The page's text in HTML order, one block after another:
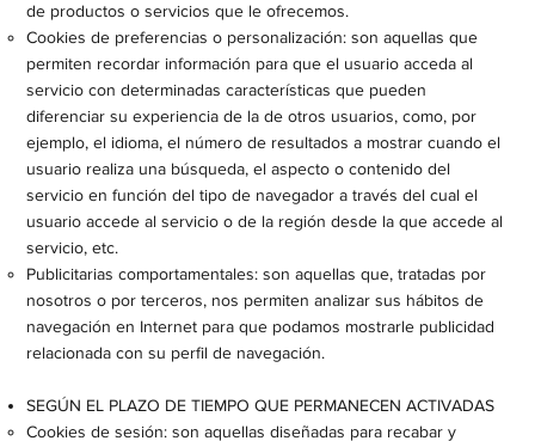
de productos o servicios que le ofrecemos.
Cookies de preferencias o personalización: son aquellas que
permiten recordar información para que el usuario acceda al
servicio con determinadas características que pueden
diferenciar su experiencia de la de otros usuarios, como, por
ejemplo, el idioma, el número de resultados a mostrar cuando el
usuario realiza una búsqueda, el aspecto o contenido del
servicio en función del tipo de navegador a través del cual el
usuario accede al servicio o de la región desde la que accede al
servicio, etc.​
Publicitarias comportamentales: son aquellas que, tratadas por
nosotros o por terceros, nos permiten analizar sus hábitos de
navegación en Internet para que podamos mostrarle publicidad
relacionada con su perfil de navegación.
SEGÚN EL PLAZO DE TIEMPO QUE PERMANECEN ACTIVADAS
Cookies de sesión: son aquellas diseñadas para recabar y